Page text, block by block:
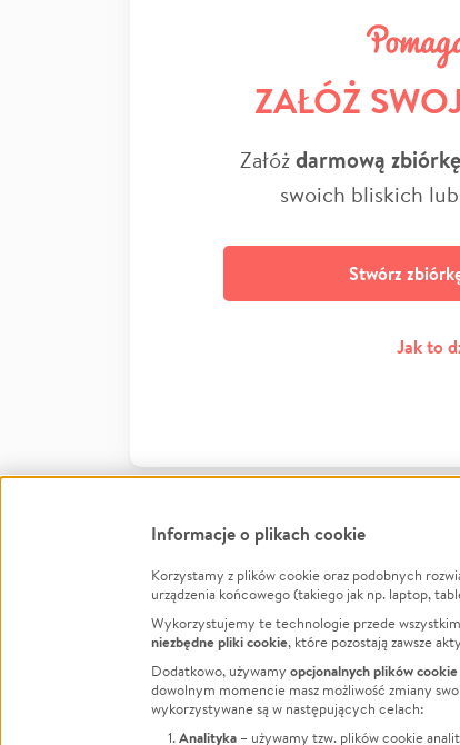
ZAŁÓŻ
Załóżdarmową zbiórkę
swoich bliskich
Stwórz
Jak to
FacebookTwitter Instagram
LinkedInTikTok Youtube
Informacje o plikach cookie
Korzystamy z plików cookie oraz podobnych
urządzenia końcowego (takiego jak np. laptop,
Wykorzystujemy te technologie przede
niezbędne pliki cookie, które pozostają zawsze
Dodatkowo, używamy opcjonalnych plików cookie
dowolnym momencie masz możliwość zmiany
wykorzystywane są w następujących celach:
Analityka – używamy tzw. plików cookie